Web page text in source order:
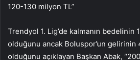
120-130 milyon TL”
Trendyol 1. Lig’de kalmanın bedelinin
olduğunu ancak Boluspor’un gelirinin
olduğunu açıklayan Başkan Abak,